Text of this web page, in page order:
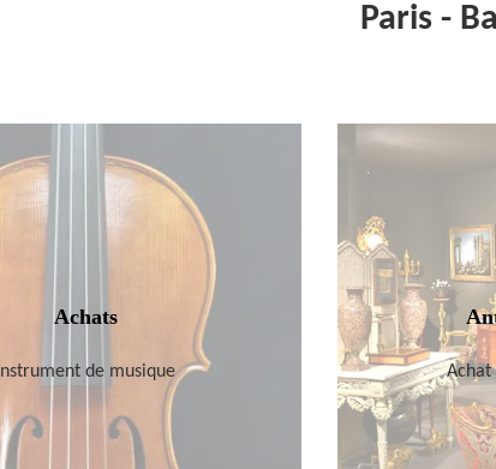
Paris -
Achats
Instrument de musique Achat